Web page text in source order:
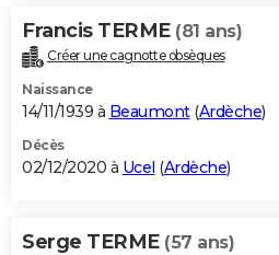
Francis TERME (81 ans)
Créer une cagnotte obsèques
Naissance
14/11/1939 à Beaumont(Ardèche)
Décès
02/12/2020 à Ucel (Ardèche)
Serge TERME (57 ans)